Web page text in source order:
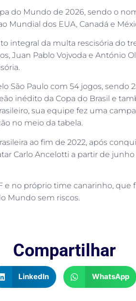
do Mundo de 2026, sendo o
Mundial dos EUA, Canadá e
integral da multa rescisória do
Juan Pablo Vojvoda e António
Paulo com 54 jogos, sendo
inédito da Copa do Brasil e
sua equipe fez uma
no meio da tabela.
ao fim de 2022, após
Carlo Ancelotti a partir de
no próprio time canarinho, que
Mundo sem riscos.
Compartilhar
LinkedIn WhatsApp